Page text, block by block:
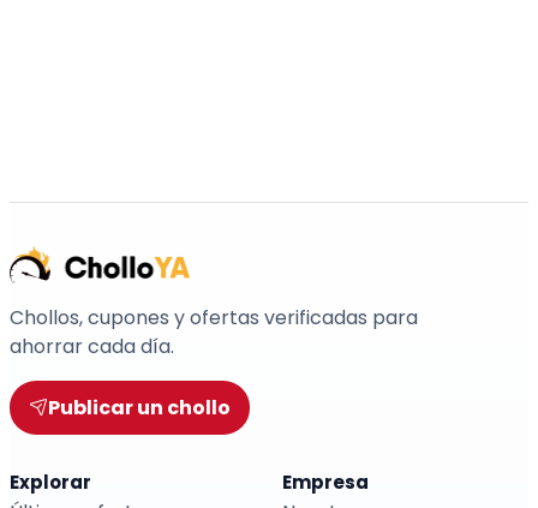
Chollos, cupones y ofertas verificadas para
ahorrar cada día.
Publicar un chollo
Explorar Empresa